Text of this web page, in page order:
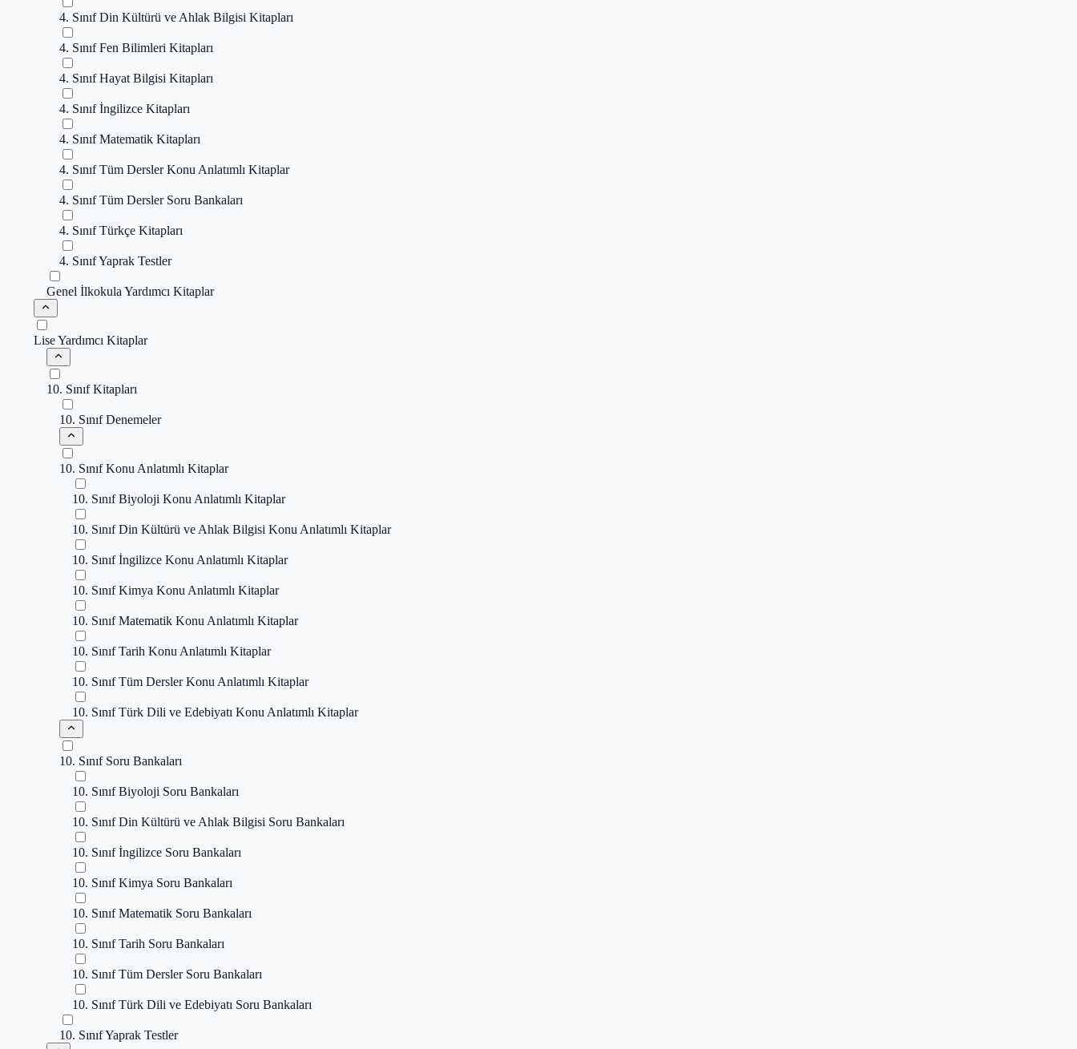
4. Sınıf Din Kültürü ve Ahlak Bilgisi Kitapları
4. Sınıf Fen Bilimleri Kitapları
4. Sınıf Hayat Bilgisi Kitapları
4. Sınıf İngilizce Kitapları
4. Sınıf Matematik Kitapları
4. Sınıf Tüm Dersler Konu Anlatımlı Kitaplar
4. Sınıf Tüm Dersler Soru Bankaları
4. Sınıf Türkçe Kitapları
4. Sınıf Yaprak Testler
Genel İlkokula Yardımcı Kitaplar
Lise Yardımcı Kitaplar
10. Sınıf Kitapları
10. Sınıf Denemeler
10. Sınıf Konu Anlatımlı Kitaplar
10. Sınıf Biyoloji Konu Anlatımlı Kitaplar
10. Sınıf Din Kültürü ve Ahlak Bilgisi Konu Anlatımlı Kitaplar
10. Sınıf İngilizce Konu Anlatımlı Kitaplar
10. Sınıf Kimya Konu Anlatımlı Kitaplar
10. Sınıf Matematik Konu Anlatımlı Kitaplar
10. Sınıf Tarih Konu Anlatımlı Kitaplar
10. Sınıf Tüm Dersler Konu Anlatımlı Kitaplar
10. Sınıf Türk Dili ve Edebiyatı Konu Anlatımlı Kitaplar
10. Sınıf Soru Bankaları
10. Sınıf Biyoloji Soru Bankaları
10. Sınıf Din Kültürü ve Ahlak Bilgisi Soru Bankaları
10. Sınıf İngilizce Soru Bankaları
10. Sınıf Kimya Soru Bankaları
10. Sınıf Matematik Soru Bankaları
10. Sınıf Tarih Soru Bankaları
10. Sınıf Tüm Dersler Soru Bankaları
10. Sınıf Türk Dili ve Edebiyatı Soru Bankaları
10. Sınıf Yaprak Testler